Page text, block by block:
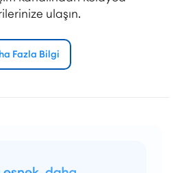
ulaşın.
Fazla Bilgi